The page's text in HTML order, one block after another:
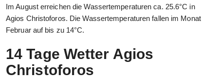
Im August erreichen die Wassertemperaturen ca. 25.6°C in
Agios Christoforos. Die Wassertemperaturen fallen im Monat
Februar auf bis zu 14°C.
14 Tage Wetter Agios
Christoforos